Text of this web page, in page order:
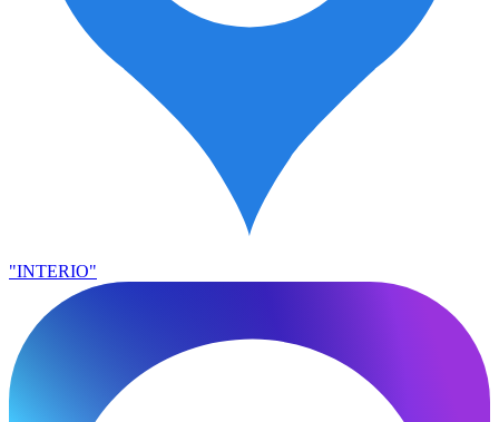
"INTERIO"